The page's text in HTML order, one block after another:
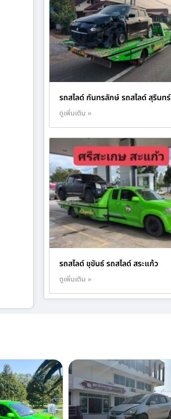
รถสไลด์ กันทรลักษ์ รถสไลด์ สุรินทร์
ดูเพิ่มเติม »
รถสไลด์ ขุขันธ์ รถสไลด์ สระแก้ว
ดูเพิ่มเติม »